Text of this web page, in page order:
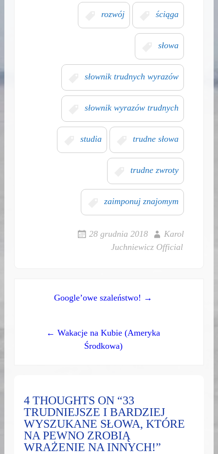
rozwój ściąga
słowa
słownik trudnych wyrazów
słownik wyrazów trudnych
studia trudne słowa
trudne zwroty
zaimponuj znajomym
28 grudnia 2018
Karol
Juchniewicz Official
Google’owe szaleństwo! →
← Wakacje na Kubie (Ameryka
Środkowa)
4 THOUGHTS ON “33
TRUDNIEJSZE I BARDZIEJ
WYSZUKANE SŁOWA, KTÓRE
NA PEWNO ZROBIĄ
WRAŻENIE NA INNYCH!”